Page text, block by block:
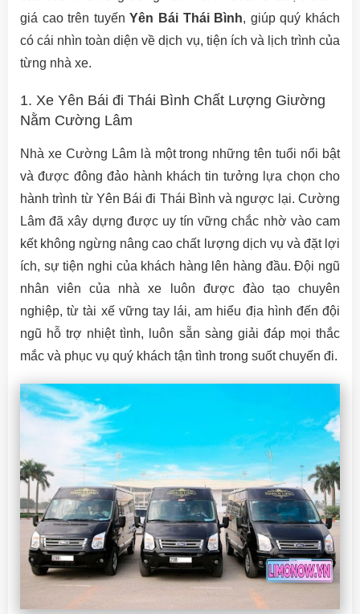
giá cao trên tuyếnYên Bái Thái Bình, giúp quý khách
có cái nhìn toàn diện về dịch vụ, tiện ích và lịch trình của
từng nhà xe.
1. Xe Yên Bái đi Thái Bình Chất Lượng Giường
Nằm Cường Lâm
Nhà xe Cường Lâm là một trong những tên tuổi nổi bật
và được đông đảo hành khách tin tưởng lựa chọn cho
hành trình từ Yên Bái đi Thái Bình và ngược lại. Cường
Lâm đã xây dựng được uy tín vững chắc nhờ vào cam
kết không ngừng nâng cao chất lượng dịch vụ và đặt lợi
ích, sự tiện nghi của khách hàng lên hàng đầu. Đội ngũ
nhân viên của nhà xe luôn được đào tạo chuyên
nghiệp, từ tài xế vững tay lái, am hiểu địa hình đến đội
ngũ hỗ trợ nhiệt tình, luôn sẵn sàng giải đáp mọi thắc
mắc và phục vụ quý khách tận tình trong suốt chuyến đi.